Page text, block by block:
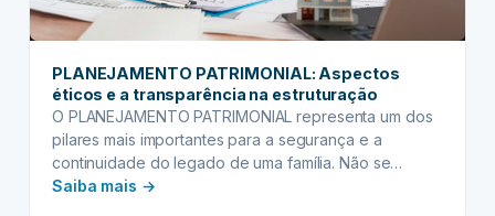
PLANEJAMENTO PATRIMONIAL: Aspectos
éticos e a transparência na estruturação
O PLANEJAMENTO PATRIMONIAL representa um dos
pilares mais importantes para a segurança e a
continuidade do legado de uma família. Não se…
Saiba mais →: